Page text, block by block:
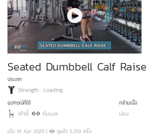
Seated Dumbbell Calf Raise
ประเภท
Strength : Loading
อุปกรณ์ที่ใช้
เก้าอี้ ดัมเบล
กล้ามเนื้อ
น่อง
เมื่อ 19 Apr 2020 | ดูแล้ว 5,259 ครั้ง